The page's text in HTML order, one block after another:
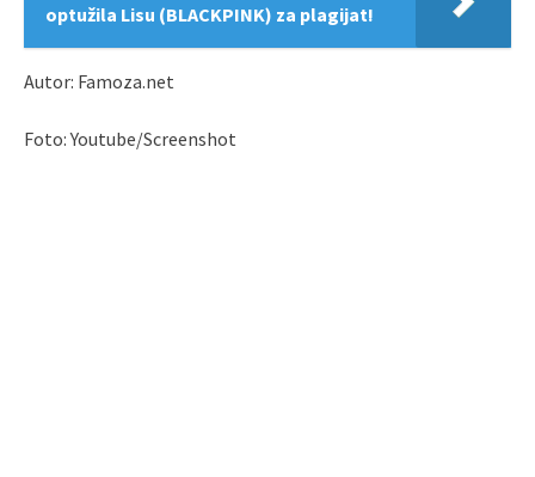
optužila Lisu (BLACKPINK) za plagijat!
Autor: Famoza.net
Foto: Youtube/Screenshot